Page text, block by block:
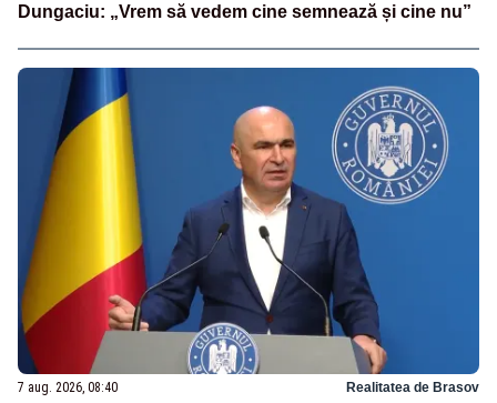
Dungaciu: „Vrem să vedem cine semnează și cine nu”
7 aug. 2026, 08:40 Realitatea de Brasov